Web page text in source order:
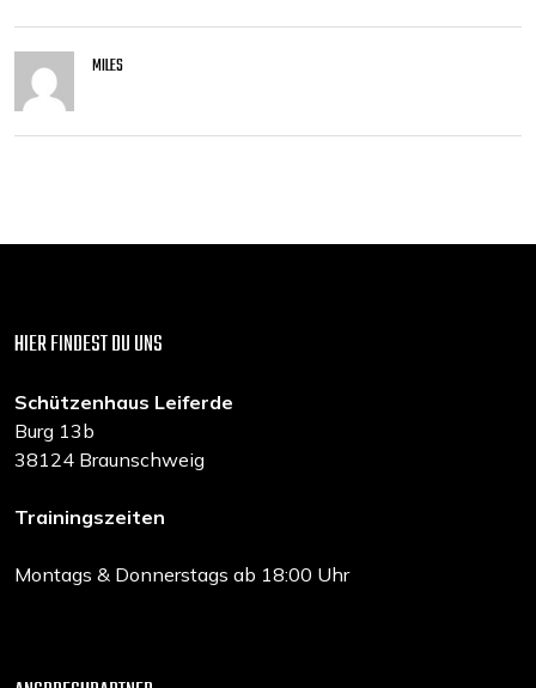
MILES
HIER FINDEST DU UNS
Schützenhaus Leiferde
Burg 13b
38124 Braunschweig
Trainingszeiten
Montags & Donnerstags ab 18:00 Uhr